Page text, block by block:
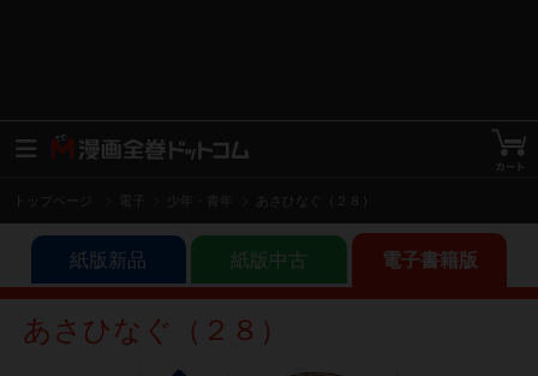
トップページ 少年・青年 あさひなぐ（２８）
紙版新品 紙版中古 電子書籍版
あさひなぐ（２８）